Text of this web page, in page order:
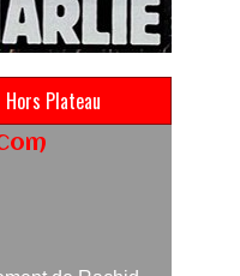
Hors Plateau